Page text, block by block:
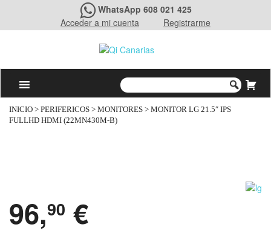
WhatsApp 608 021 425
Acceder a mi cuenta
Registrarme
INICIO > PERIFERICOS > MONITORES > MONITOR LG 21.5″ IPS
FULLHD HDMI (22MN430M-B)
96,90 €